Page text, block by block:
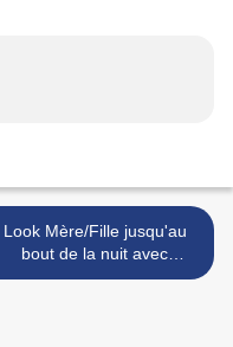
Look Mère/Fille jusqu'au
bout de la nuit avec
l'Orangerie >